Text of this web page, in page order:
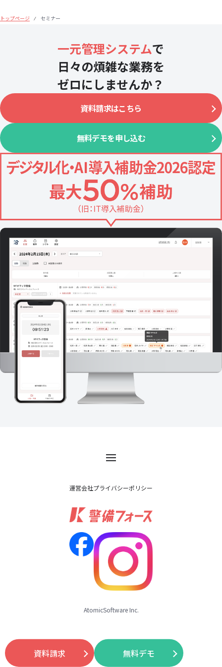
トップページ ⁄ セミナー
一元管理システムで
日々の煩雑な業務を
ゼロにしませんか？
資料請求はこちら
無料デモを申し込む
運営会社プライバシーポリシー
AtomicSoftware Inc.
資料請求 無料デモ